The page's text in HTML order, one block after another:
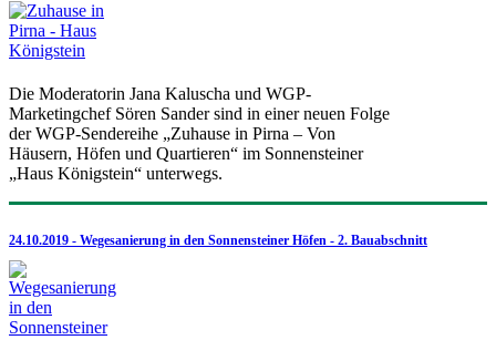
Die Moderatorin Jana Kaluscha und WGP-
Marketingchef Sören Sander sind in einer neuen Folge
der WGP-Sendereihe „Zuhause in Pirna – Von
Häusern, Höfen und Quartieren“ im Sonnensteiner
„Haus Königstein“ unterwegs.
24.10.2019 - Wegesanierung in den Sonnensteiner Höfen - 2. Bauabschnitt